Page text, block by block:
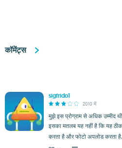
कॉमेंट्स
sigfrido1
2010 में
मुझे इस प्रोग्राम से अधिक उम्मीद
इसका मतलब यह नहीं है कि यह
करता है और फोटो अपलोड करता